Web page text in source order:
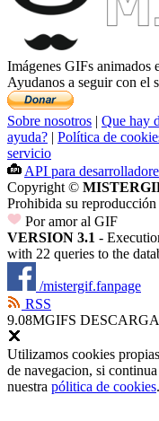
Imágenes GIFs animados
Ayudanos a seguir con el
Sobre nosotros | Que hay
ayuda? | Política de
servicio
API para
Copyright ©
Prohibida su
Por amor al GIF
VERSION 3.1 -
with 22 queries to the
/mistergif.fanpage
RSS
9.08MGIFS
Utilizamos cookies
de navegacion, si
nuestra pólitica de cookies.